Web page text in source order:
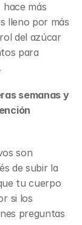
más
lleno por más
del azúcar
para
semanas y
son
de subir la
tu cuerpo
si los
preguntas